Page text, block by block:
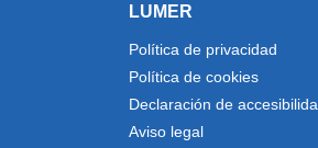
LUMER
Política de privacidad
Política de cookies
Declaración de
Aviso legal